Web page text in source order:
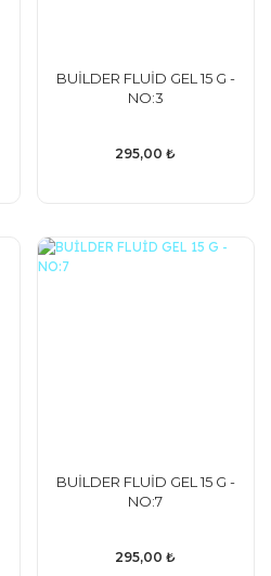
BUİLDER FLUİD GEL 15 G -
NO:3
295,00 ₺
BUİLDER FLUİD GEL 15 G -
NO:7
295,00 ₺